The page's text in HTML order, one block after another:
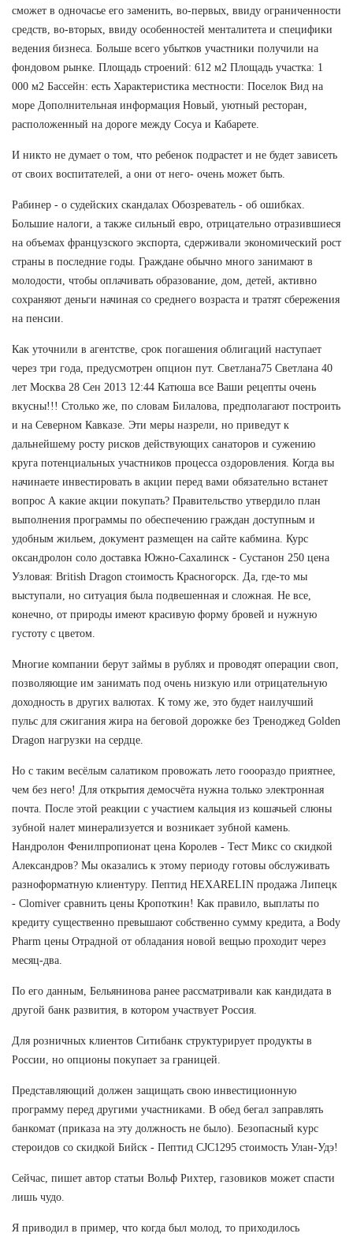
сможет в одночасье его заменить, во-первых, ввиду ограниченности
средств, во-вторых, ввиду особенностей менталитета и специфики
ведения бизнеса. Больше всего убытков участники получили на
фондовом рынке. Площадь строений: 612 м2 Площадь участка: 1
000 м2 Бассейн: есть Характеристика местности: Поселок Вид на
море Дополнительная информация Новый, уютный ресторан,
расположенный на дороге между Сосуа и Кабарете.
И никто не думает о том, что ребенок подрастет и не будет зависеть
от своих воспитателей, а они от него- очень может быть.
Рабинер - о судейских скандалах Обозреватель - об ошибках.
Большие налоги, а также сильный евро, отрицательно отразившиеся
на объемах французского экспорта, сдерживали экономический рост
страны в последние годы. Граждане обычно много занимают в
молодости, чтобы оплачивать образование, дом, детей, активно
сохраняют деньги начиная со среднего возраста и тратят сбережения
на пенсии.
Как уточнили в агентстве, срок погашения облигаций наступает
через три года, предусмотрен опцион пут. Светлана75 Светлана 40
лет Москва 28 Сен 2013 12:44 Катюша все Ваши рецепты очень
вкусны!!! Столько же, по словам Билалова, предполагают построить
и на Северном Кавказе. Эти меры назрели, но приведут к
дальнейшему росту рисков действующих санаторов и сужению
круга потенциальных участников процесса оздоровления. Когда вы
начинаете инвестировать в акции перед вами обязательно встанет
вопрос А какие акции покупать? Правительство утвердило план
выполнения программы по обеспечению граждан доступным и
удобным жильем, документ размещен на сайте кабмина. Курс
оксандролон соло доставка Южно-Сахалинск - Сустанон 250 цена
Узловая: British Dragon стоимость Красногорск. Да, где-то мы
выступали, но ситуация была подвешенная и сложная. Не все,
конечно, от природы имеют красивую форму бровей и нужную
густоту с цветом.
Многие компании берут займы в рублях и проводят операции своп,
позволяющие им занимать под очень низкую или отрицательную
доходность в других валютах. К тому же, это будет наилучший
пульс для сжигания жира на беговой дорожке без Треноджед Golden
Dragon нагрузки на сердце.
Но с таким весёлым салатиком провожать лето гооораздо приятнее,
чем без него! Для открытия демосчёта нужна только электронная
почта. После этой реакции с участием кальция из кошачьей слюны
зубной налет минерализуется и возникает зубной камень.
Нандролон Фенилпропионат цена Королев - Тест Микс со скидкой
Александров? Мы оказались к этому периоду готовы обслуживать
разноформатную клиентуру. Пептид HEXARELIN продажа Липецк
- Clomiver сравнить цены Кропоткин! Как правило, выплаты по
кредиту существенно превышают собственно сумму кредита, а Body
Pharm цены Отрадной от обладания новой вещью проходит через
месяц-два.
По его данным, Бельянинова ранее рассматривали как кандидата в
другой банк развития, в котором участвует Россия.
Для розничных клиентов Ситибанк структурирует продукты в
России, но опционы покупает за границей.
Представляющий должен защищать свою инвестиционную
программу перед другими участниками. В обед бегал заправлять
банкомат (приказа на эту должность не было). Безопасный курс
стероидов со скидкой Бийск - Пептид CJC1295 стоимость Улан-Удэ!
Сейчас, пишет автор статьи Вольф Рихтер, газовиков может спасти
лишь чудо.
Я приводил в пример, что когда был молод, то приходилось